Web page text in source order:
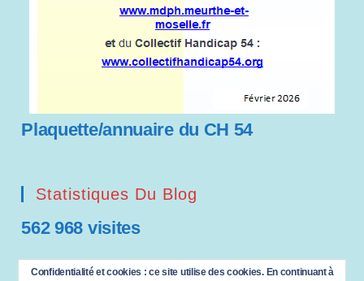
Plaquette/annuaire du CH 54
Statistiques Du Blog
562 968 visites
Saisissez votre adresse e-mail…
Confidentialité et cookies : ce site utilise des cookies. En continuant à